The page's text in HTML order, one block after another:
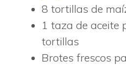
8 tortillas de
1 taza de aceite
tortillas
Brotes frescos